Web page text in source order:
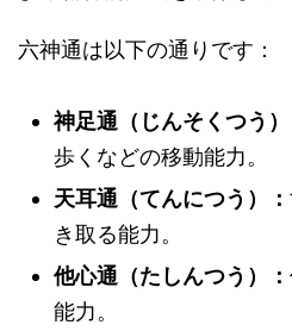
六神通は以下の通りです：
神足通（じんそくつう）
歩くなどの移動能力。
天耳通（てんにつう）：
き取る能力。
他心通（たしんつう）：
能力。